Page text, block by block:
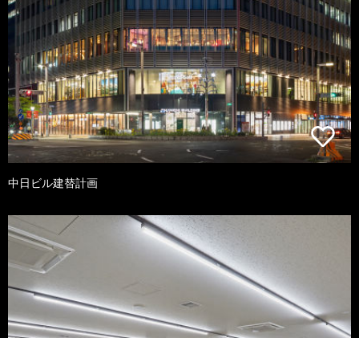
中日ビル建替計画